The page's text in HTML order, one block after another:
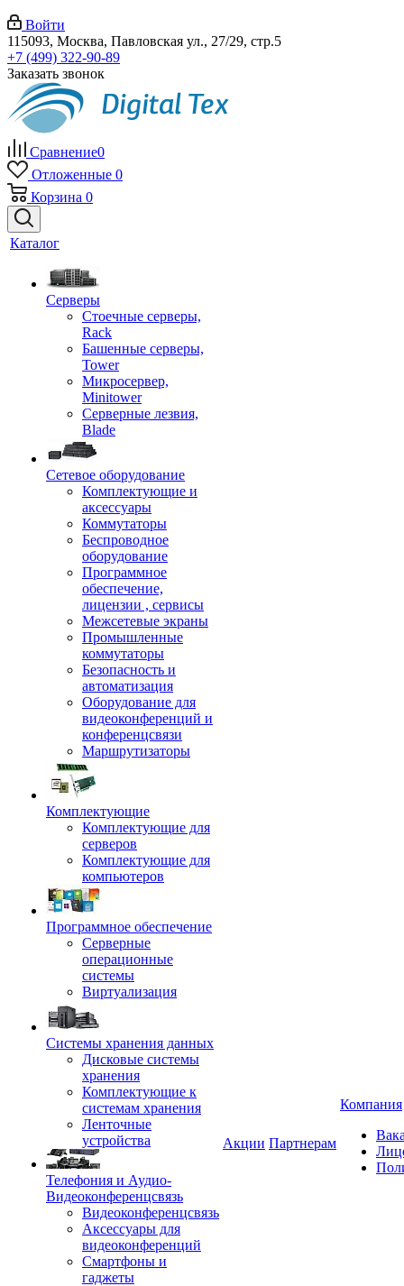
Войти
115093, Москва, Павловская ул., 27/29, стр.5
+7 (499) 322-90-89
Заказать звонок
Сравнение0
Отложенные 0
Корзина 0
Каталог
Серверы
Стоечные серверы,
Rack
Башенные серверы,
Tower
Микросервер,
Minitower
Серверные лезвия,
Blade
Сетевое оборудование
Комплектующие и
аксессуары
Коммутаторы
Беспроводное
оборудование
Программное
обеспечение,
лицензии , сервисы
Межсетевые экраны
Промышленные
коммутаторы
Безопасность и
автоматизация
Оборудование для
видеоконференций и
конференцсвязи
Маршрутизаторы
Комплектующие
Комплектующие для
серверов
Комплектующие для
компьютеров
Программное обеспечение
Серверные
операционные
системы
Виртуализация
Системы хранения данных
Дисковые системы
хранения
Комплектующие к
системам хранения
Ленточные
устройства
Телефония и Аудио-
Видеоконференцсвязь
Видеоконференцсвязь
Аксессуары для
видеоконференций
Смартфоны и
гаджеты
Акции Партнерам
Компания